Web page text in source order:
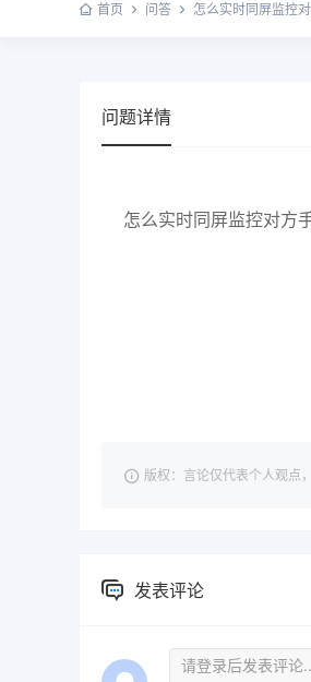
首页 问答 怎么实时同屏监控对
问题详情
怎么实时同屏监控对方
版权：言论仅代表个人观
发表评论